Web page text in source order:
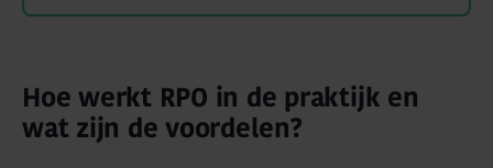
Hoe werkt RPO in de praktijk en
wat zijn de voordelen?